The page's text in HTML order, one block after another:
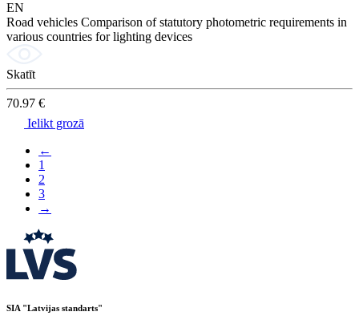
EN
Road vehicles Comparison of statutory photometric requirements in
various countries for lighting devices
Skatīt
70.97 €
Ielikt grozā
←
1
2
3
→
SIA "Latvijas standarts"